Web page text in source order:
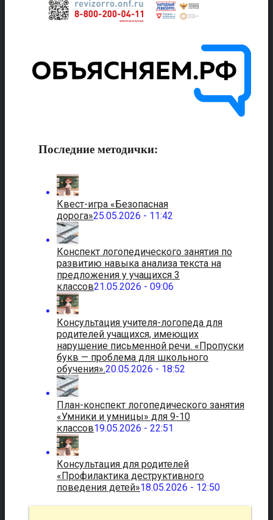
Последние методички:
Квест-игра «Безопасная
дорога»25.05.2026 - 11:42
Конспект логопедического занятия по
развитию навыка анализа текста на
предложения у учащихся 3
классов21.05.2026 - 09:06
Консультация учителя-логопеда для
родителей учащихся, имеющих
нарушение письменной речи. «Пропуски
букв — проблема для школьного
обучения».20.05.2026 - 18:52
План-конспект логопедического занятия
«Умники и умницы» для 9-10
классов19.05.2026 - 22:51
Консультация для родителей
«Профилактика деструктивного
поведения детей»18.05.2026 - 12:50